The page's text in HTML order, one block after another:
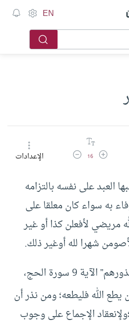
EN
زيادة حجم الخط
16 تقليل حجم الخطالإعدادات
العبد على نفسه بالتزامه
به سواء كان معلقا على
لأفعلن كذا أو غير
شهرا لله أوغير ذلك.
لقوله تعالى: “وليوفوا نذورهم” الآية 9 سورة الحج،
يطع الله فليطعه؛ ومن نذر أن
الإجماع على وجوب